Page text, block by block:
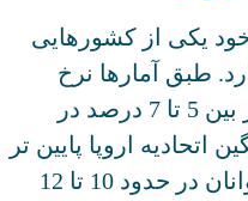
خود یکی از کشورهایی
طبق آمارها نرخ
بیکاری کلی در سال‌ های اخیر بین 5 تا 7 درصد در
اتحادیه اروپا پایین ‌تر
است. همچنین نرخ بیکاری جوانان در حدود 10 تا 12